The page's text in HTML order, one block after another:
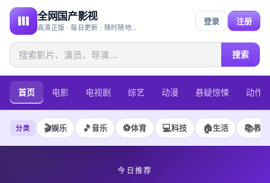
全网国产影视
高清正版 · 每日更新 · 随时随地畅享观看
搜索
登录 注册
首页 电影 电视剧 综艺 动漫 悬疑惊悚 动作
分类 🎬娱乐 🎵音乐 ⚽体育 💻科技 🏠生活 📚教育
今日推荐